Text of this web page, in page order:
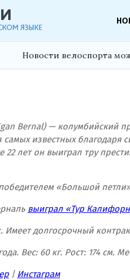
Новости велоспорта
Bernal) — колумбийский
известных благодаря
22 лет он выиграл тру
«Большой петли»
выиграл «Тур
долгосрочный
Вес: 60 кг. Рост: 174 см.
| Инстаграм